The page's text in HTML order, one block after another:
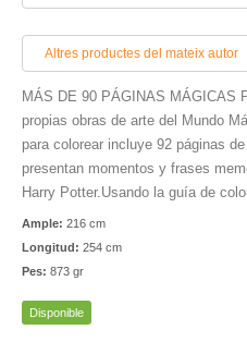
Altres productes del mateix autor
MÁS DE 90 PÁGINAS MÁGICAS
propias obras de arte del Mundo
para colorear incluye 92 páginas
presentan momentos y frases
Harry Potter.Usando la guía de
Ample: 216 cm
Longitud: 254 cm
Pes: 873 gr
Disponible